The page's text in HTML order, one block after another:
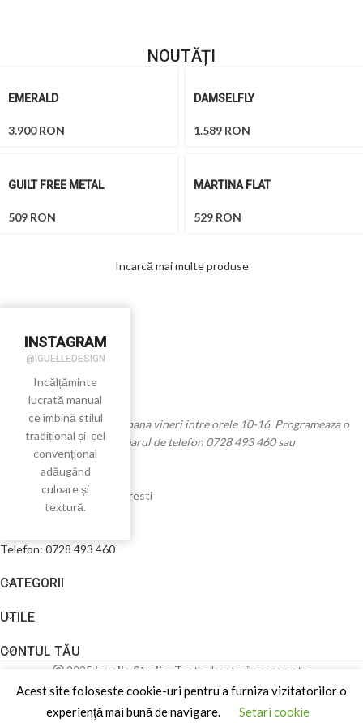
NOUTĂȚI
EMERALD
3.900RON
DAMSELFLY
1.589 RON
GUILT FREE METAL
509 RON
MARTINA FLAT
529 RON
Incarcă mai multe produse
INSTAGRAM
@IGUELLEDESIGN
Incălțăminte
lucrată manual
ce îmbină stilul
tradițional și cel
convențional
adăugând
culoare și
textură.
Program de lucru de luni pana vineri intre orele 10-16. Programeaza o
vizita in showroom la numarul de telefon 0728 493 460 sau
office@iguelle.ro
Iguelle Studio SRL
Str Vasile Lascar 29, Bucuresti
RO46558995
Telefon: 0728 493 460
CATEGORII
UTILE
CONTUL TĂU
2025 Iguelle Studio . Toate drepturile rezervate.
Acest site foloseste cookie-uri pentru a furniza vizitatorilor o
experienţă mai bună de navigare.
Setari cookie